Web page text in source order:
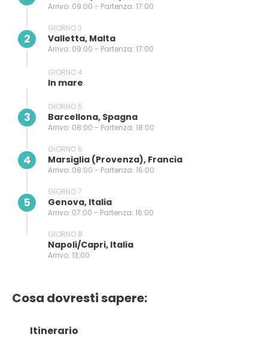
Arrivo: 09:00 - Partenza: 17:00
2
GIORNO 3
Valletta, Malta
Arrivo: 09:00 - Partenza: 17:00
GIORNO 4
In mare
3
GIORNO 5
Barcellona, Spagna
Arrivo: 08:00 - Partenza: 18:00
4
GIORNO 6
Marsiglia (provenza), Francia
Arrivo: 08:00 - Partenza: 16:00
5
GIORNO 7
Genova, Italia
Arrivo: 07:00 - Partenza: 16:00
GIORNO 8
Napoli/capri, Italia
Arrivo: 13:00
Cosa dovresti sapere:
Itinerario